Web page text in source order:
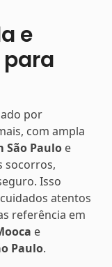
e
por
com ampla
São Paulo e
socorros,
Isso
atentos
referência em
e
Paulo.